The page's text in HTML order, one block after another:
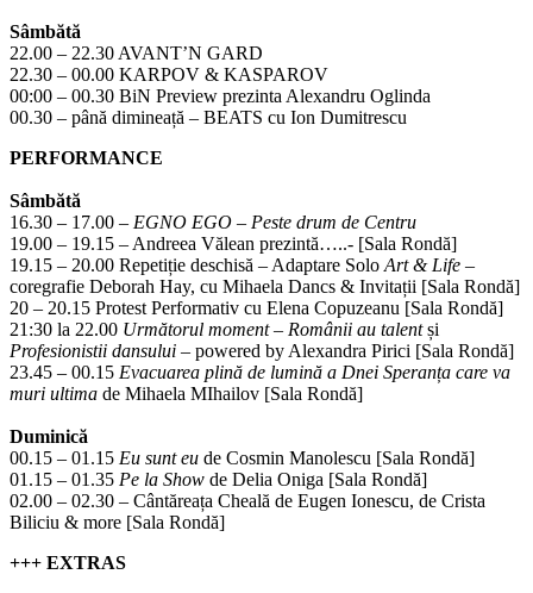
Sâmbătă
22.00 – 22.30 AVANT’N GARD
22.30 – 00.00 KARPOV & KASPAROV
00:00 – 00.30 BiN Preview prezinta Alexandru Oglinda
00.30 – până dimineață – BEATS cu Ion Dumitrescu
PERFORMANCE
Sâmbătă
16.30 – 17.00 – EGNO EGO – Peste drum de Centru
19.00 – 19.15 – Andreea Vălean prezintă…..- [Sala Rondă]
19.15 – 20.00 Repetiție deschisă – Adaptare Solo Art & Life –
coregrafie Deborah Hay, cu Mihaela Dancs & Invitații [Sala Rondă]
20 – 20.15 Protest Performativ cu Elena Copuzeanu [Sala Rondă]
21:30 la 22.00 Următorul moment – Românii au talentși
Profesionistii dansului – powered by Alexandra Pirici [Sala Rondă]
23.45 – 00.15 Evacuarea plină de lumină a Dnei Speranța care va
muri ultima de Mihaela MIhailov [Sala Rondă]
Duminică
00.15 – 01.15 Eu sunt eu de Cosmin Manolescu [Sala Rondă]
01.15 – 01.35 Pe la Show de Delia Oniga [Sala Rondă]
02.00 – 02.30 – Cântăreața Cheală de Eugen Ionescu, de Crista
Biliciu & more [Sala Rondă]
+++ EXTRAS